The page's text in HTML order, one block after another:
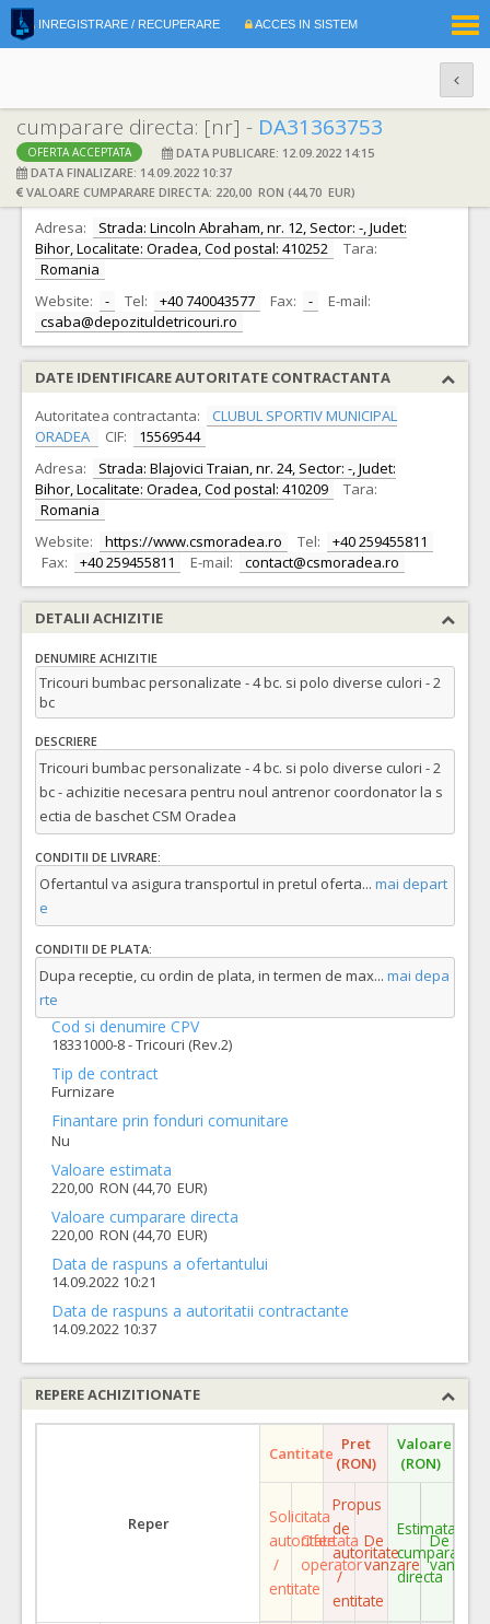
INREGISTRARE / RECUPERARE ACCES IN SISTEM
cumparare directa: [nr] - DA31363753
OFERTA ACCEPTATA
DATA PUBLICARE: 12.09.2022 14:15
DATA FINALIZARE: 14.09.2022 10:37
VALOARE CUMPARARE DIRECTA: 220,00 RON (44,70 EUR)
DATE IDENTIFICARE OFERTANT
Ofertant: S.C. Lincoln Trade S.R.L. CIF: 31002516
Adresa:
Strada: Lincoln Abraham, nr. 12, Sector: -, Judet:
Bihor, Localitate: Oradea, Cod postal: 410252
Tara:
Romania
Website:
- Tel: +40 740043577 Fax: -
E-mail:
csaba@depozituldetricouri.ro
DATE IDENTIFICARE AUTORITATE CONTRACTANTA
Autoritatea contractanta:
CLUBUL SPORTIV MUNICIPAL
ORADEA
CIF:
15569544
Adresa:
Strada: Blajovici Traian, nr. 24, Sector: -, Judet:
Bihor, Localitate: Oradea, Cod postal: 410209
Tara:
Romania
Website:
https://www.csmoradea.ro Tel:
+40 259455811
Fax:
+40 259455811 E-mail: contact@csmoradea.ro
DETALII ACHIZITIE
DENUMIRE ACHIZITIE
Tricouri bumbac personalizate - 4 bc. si polo diverse culori - 2
bc
DESCRIERE
Tricouri bumbac personalizate - 4 bc. si polo diverse culori - 2
bc - achizitie necesara pentru noul antrenor coordonator la s
ectia de baschet CSM Oradea
CONDITII DE LIVRARE:
Ofertantul va asigura transportul in pretul oferta... mai depart
e
CONDITII DE PLATA:
Dupa receptie, cu ordin de plata, in termen de max... mai depa
rte
Cod si denumire CPV
18331000-8 - Tricouri (Rev.2)
Tip de contract
Furnizare
Finantare prin fonduri comunitare
Nu
Valoare estimata
220,00 RON (44,70 EUR)
Valoare cumparare directa
220,00 RON (44,70 EUR)
Data de raspuns a ofertantului
14.09.2022 10:21
Data de raspuns a autoritatii contractante
14.09.2022 10:37
REPERE ACHIZITIONATE
Reper
Cantitate Pret
(RON)
Valoare
(RON)
Solicitata
autoritate
/
entitate
Ofertata
operator
Propus
de
autoritate
/
entitate
De
vanzare
Estimata
cumparare
directa
De
vanzare